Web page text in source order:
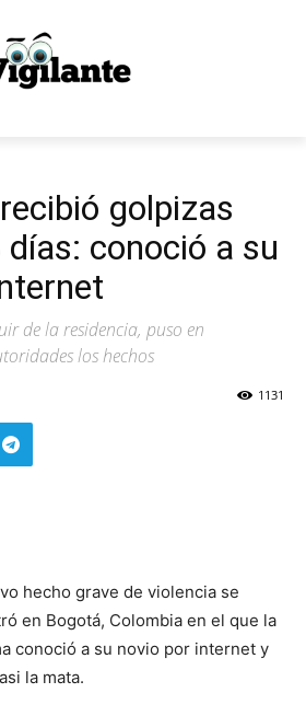
golpizas
conoció a su
de la residencia, puso en
los hechos
1131
hecho grave de violencia se
en Bogotá, Colombia en el que la
conoció a su novio por internet y
la mata.